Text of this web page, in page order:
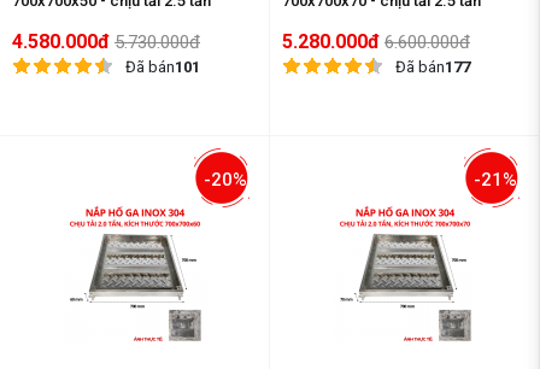
4.580.000đ 5.730.000đ
Đã bán101
5.280.000đ 6.600.000đ
Đã bán177
-20% -21%